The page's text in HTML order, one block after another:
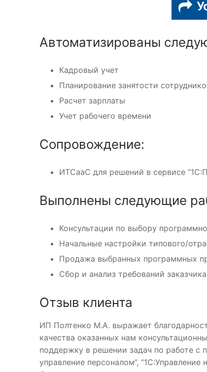
Автоматизированы
Кадровый учет
Планирование занятости
Расчет зарплаты
Учет рабочего времени
Сопровождение:
ИТСааС для решений в сервисе
Выполнены следующие
Консультации по выбору
Начальные настройки типового/
Продажа выбранных программных
Сбор и анализ требований
Отзыв клиента
ИП Полтенко М.А. выражает
качества оказанных нам
поддержку в решении задач по работе с
управление персоналом”, “1С:Управление